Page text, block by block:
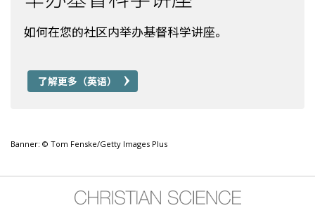
如何在您的社区内举办基督科学讲座。
了解更多（英语）
Banner: © Tom Fenske/Getty Images Plus